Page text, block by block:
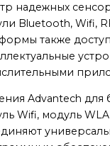
надежных
Bluetooth, Wifi,
также
Advantech для
Wifi, модуль